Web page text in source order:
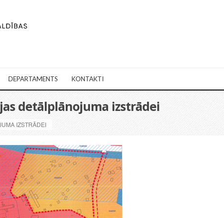
DEPARTAMENTS KONTAKTI
detālplānojuma izstrādei
IZSTRĀDEI